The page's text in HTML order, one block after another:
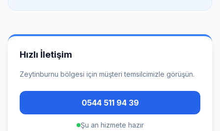
Hızlı İletişim
Zeytinburnu bölgesi için müşteri temsilcimizle görüşün.
0544 511 94 39
Şu an hizmete hazır